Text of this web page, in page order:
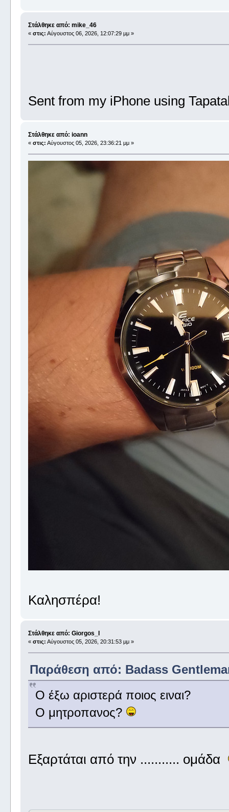
Στάλθηκε από: mike_46
« στις: Αύγουστος 06, 2026, 12:07:29 μμ »
Sent from my iPhone using
Στάλθηκε από: ioann
« στις: Αύγουστος 05, 2026, 23:36:21 μμ »
Καλησπέρα!
Στάλθηκε από: Giorgos_I
« στις: Αύγουστος 05, 2026, 20:31:53 μμ »
Παράθεση από: Badass
Ο έξω αριστερά ποιος ειναι?
Ο μητροπανος?
Εξαρτάται από την ........... ομάδα